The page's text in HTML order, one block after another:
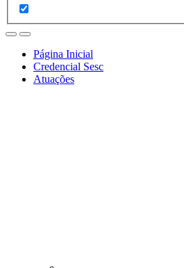
Página Inicial
Credencial Sesc
Atuações